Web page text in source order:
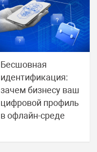
Бесшовная
идентификация:
зачем бизнесу ваш
цифровой профиль
в офлайн-среде